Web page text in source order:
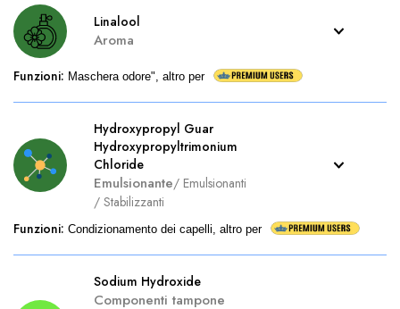
Linalool
Aroma
Funzioni: Maschera odore", altro per
Hydroxypropyl Guar
Hydroxypropyltrimonium
Chloride
Emulsionante/ Emulsionanti
/ Stabilizzanti
Funzioni: Condizionamento dei capelli, altro per
Sodium Hydroxide
Componenti tampone